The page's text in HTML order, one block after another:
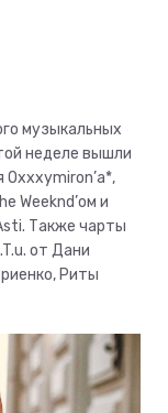
музыкальных
неделе вышли
Oxxxymiron’а*,
Weeknd’ом и
Также чарты
от Дани
Риты